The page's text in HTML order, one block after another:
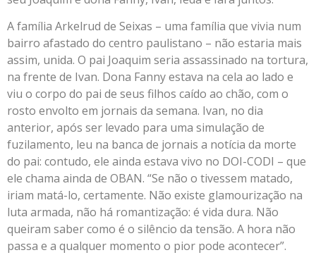
A família Arkelrud de Seixas – uma família que vivia num
bairro afastado do centro paulistano – não estaria mais
assim, unida. O pai Joaquim seria assassinado na tortura,
na frente de Ivan. Dona Fanny estava na cela ao lado e
viu o corpo do pai de seus filhos caído ao chão, com o
rosto envolto em jornais da semana. Ivan, no dia
anterior, após ser levado para uma simulação de
fuzilamento, leu na banca de jornais a notícia da morte
do pai: contudo, ele ainda estava vivo no DOI-CODI – que
ele chama ainda de OBAN. “Se não o tivessem matado,
iriam matá-lo, certamente. Não existe glamourização na
luta armada, não há romantização: é vida dura. Não
queiram saber como é o silêncio da tensão. A hora não
passa e a qualquer momento o pior pode acontecer”.